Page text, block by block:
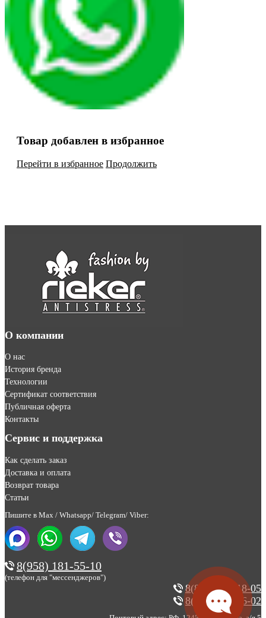
Товар добавлен в избранное
Перейти в избранное Продолжить
О компании
О нас
История бренда
Технологии
Сертификат соответствия
Публичная оферта
Контакты
Сервис и поддержка
Как сделать заказ
Доставка и оплата
Возврат товара
Статьи
Пишите в Max / Whatsapp/ Telegram/ Viber:
8(958) 181-55-10
(телефон для "мессенджеров")
8(800) 200-18-05
8(495) 123-46-02